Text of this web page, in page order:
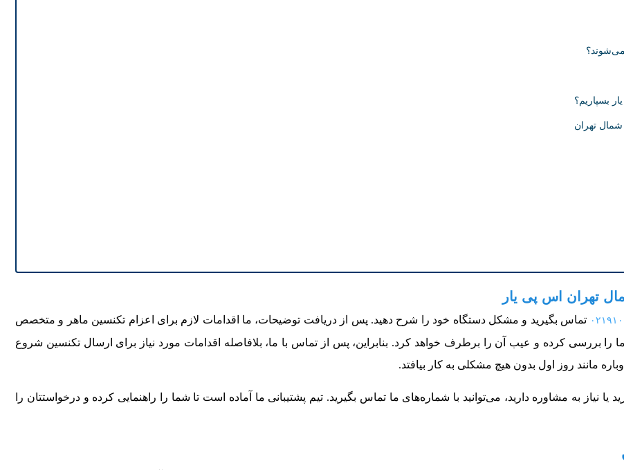
بسپاریم؟
شمال تهران
تهران اس پی یار
تماس بگیرید و مشکل دستگاه خود را شرح دهید. پس از دریافت توضیحات، ما اقدامات لازم برای اعزام تکنسین ماهر و متخصص
را بررسی کرده و عیب آن را برطرف خواهد کرد. بنابراین، پس از تماس با ما، بلافاصله اقدامات مورد نیاز برای ارسال تکنسین شروع
مانند روز اول بدون هیچ مشکلی به کار بیافتد.
به مشاوره دارید، می‌توانید با شماره‌های ما تماس بگیرید. تیم پشتیبانی ما آماده است تا شما را راهنمایی کرده و درخواستتان را